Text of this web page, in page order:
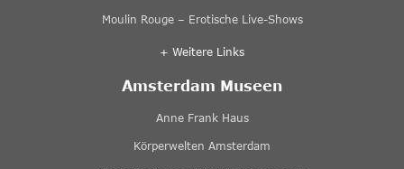
Moulin Rouge – Erotische Live-Shows
+ Weitere Links
Amsterdam Museen
Anne Frank Haus
Körperwelten Amsterdam